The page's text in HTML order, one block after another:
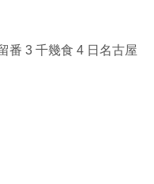
番 3 千幾食 4 日名古屋